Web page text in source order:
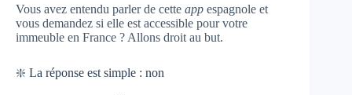
Vous avez entendu parler de cette app espagnole et
vous demandez si elle est accessible pour votre
immeuble en France ? Allons droit au but.
❇️ La réponse est simple : non